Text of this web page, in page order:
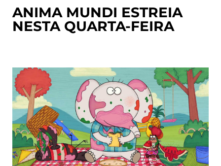
ANIMA MUNDI ESTREIA
NESTA QUARTA-FEIRA